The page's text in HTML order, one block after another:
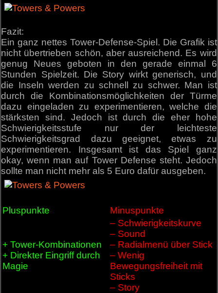
Fazit:
Ein ganz nettes Tower-Defense-Spiel. Die Grafik ist
nicht übertrieben schön, aber ausreichend. Es wird
genug Neues geboten in den gerade einmal 6
Stunden Spielzeit. Die Story wirkt generisch, und
die Inseln werden zu schnell zu schwer. Man ist
durch die Kombinationsmöglichkeiten der Türme
dazu eingeladen zu experimentieren, welche die
stärksten sind. Jedoch ist durch die eher hohe
Schwierigkeitsstufe nur der leichteste
Schwierigkeitsgrad dazu geeignet, etwas zu
experimentieren. Insgesamt ist das Spiel ganz
okay, wenn man auf Tower Defense steht. Jedoch
sollte man nicht mehr als 5 Euro dafür ausgeben.
Pluspunkte Minuspunkte
+ Tower-Kombinationen
+ Direkter Eingriff durch
Magie
– Schwierigkeitskurve
– Sound
– Radialmenü über Stick
– Wenig
Bewegungsfreiheit mit
Sticks
– Story